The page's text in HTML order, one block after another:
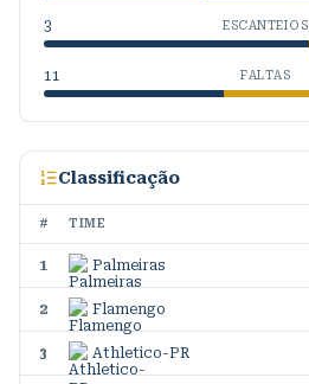
3 ESCANTEIOS
11 FALTAS
Classificação
# TIME
1 Palmeiras
2 Flamengo
3 Athletico-PR